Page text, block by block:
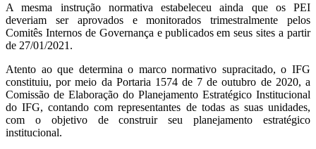
A mesma instrução normativa estabeleceu ainda que os PEI
deveriam ser aprovados e monitorados trimestralmente pelos
Comitês Internos de Governança e publicados em seus sites a partir
de 27/01/2021.
Atento ao que determina o marco normativo supracitado, o IFG
constituiu, por meio da Portaria 1574 de 7 de outubro de 2020, a
Comissão de Elaboração do Planejamento Estratégico Institucional
do IFG, contando com representantes de todas as suas unidades,
com o objetivo de construir seu planejamento estratégico
institucional.